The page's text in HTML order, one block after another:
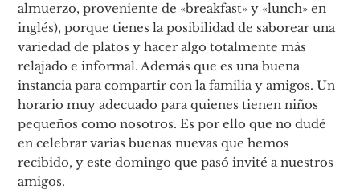
almuerzo, proveniente de «breakfast» y «lunch» en
inglés), porque tienes la posibilidad de saborear una
variedad de platos y hacer algo totalmente más
relajado e informal. Además que es una buena
instancia para compartir con la familia y amigos. Un
horario muy adecuado para quienes tienen niños
pequeños como nosotros. Es por ello que no dudé
en celebrar varias buenas nuevas que hemos
recibido, y este domingo que pasó invité a nuestros
amigos.